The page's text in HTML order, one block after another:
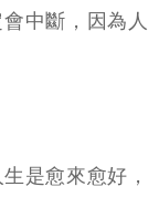
中斷，因為人
是愈來愈好，